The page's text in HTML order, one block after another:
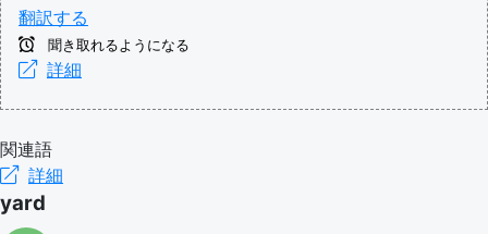
翻訳する
聞き取れるようになる
詳細
関連語
詳細
yard